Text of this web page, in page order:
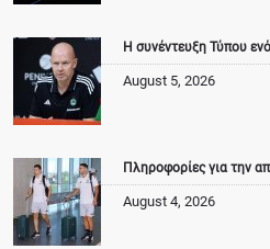
Η συνέντευξη Τύπου
August 5, 2026
Πληροφορίες για την
August 4, 2026